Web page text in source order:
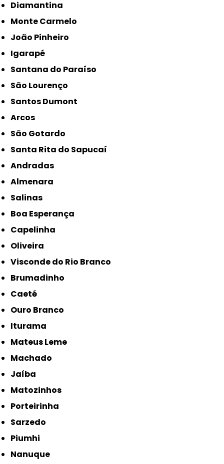
Diamantina
Monte Carmelo
João Pinheiro
Igarapé
Santana do Paraíso
São Lourenço
Santos Dumont
Arcos
São Gotardo
Santa Rita do Sapucaí
Andradas
Almenara
Salinas
Boa Esperança
Capelinha
Oliveira
Visconde do Rio Branco
Brumadinho
Caeté
Ouro Branco
Iturama
Mateus Leme
Machado
Jaíba
Matozinhos
Porteirinha
Sarzedo
Piumhi
Nanuque